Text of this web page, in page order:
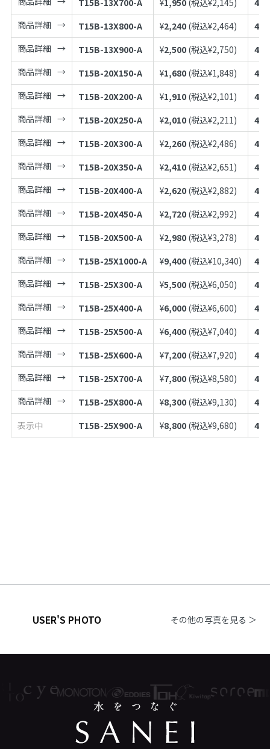
商品詳細
T15B-13X800-A ¥2,240 (税込¥2,464)
商品詳細
T15B-13X900-A ¥2,500 (税込¥2,750)
商品詳細
T15B-20X150-A ¥1,680 (税込¥1,848)
商品詳細
T15B-20X200-A ¥1,910 (税込¥2,101)
商品詳細
T15B-20X250-A ¥2,010 (税込¥2,211)
商品詳細
T15B-20X300-A ¥2,260 (税込¥2,486)
商品詳細
T15B-20X350-A ¥2,410 (税込¥2,651)
商品詳細
T15B-20X400-A ¥2,620 (税込¥2,882)
商品詳細
T15B-20X450-A ¥2,720 (税込¥2,992)
商品詳細
T15B-20X500-A ¥2,980 (税込¥3,278)
商品詳細
T15B-25X1000-A ¥9,400 (税込¥10,340)
商品詳細
T15B-25X300-A ¥5,500 (税込¥6,050)
商品詳細
T15B-25X400-A ¥6,000 (税込¥6,600)
商品詳細
T15B-25X500-A ¥6,400 (税込¥7,040)
商品詳細
T15B-25X600-A ¥7,200 (税込¥7,920)
商品詳細
T15B-25X700-A ¥7,800 (税込¥8,580)
商品詳細
T15B-25X800-A ¥8,300 (税込¥9,130)
表示中
T15B-25X900-A ¥8,800 (税込¥9,680)
USER'S PHOTO その他の写真を見る ＞